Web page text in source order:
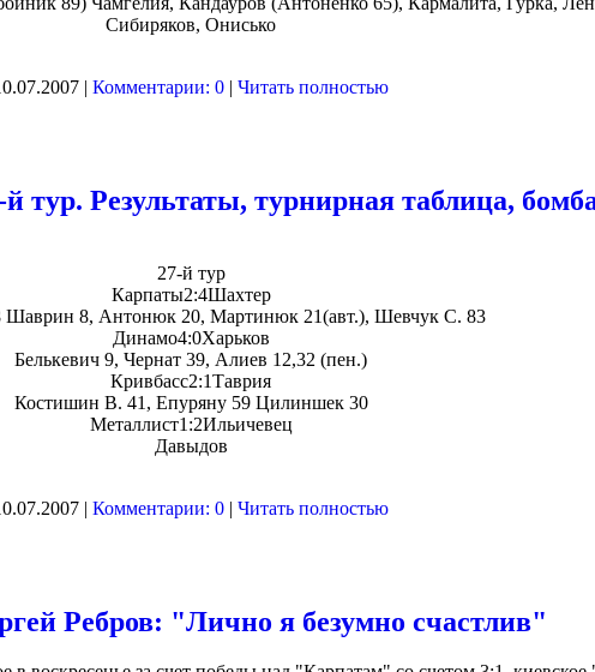
Сибиряков, Онисько
| Комментарии: 0 | Читать полностью
тур. Результаты, турнирная таблица,
27-й тур
Карпаты2:4Шахтер
Шаврин 8, Антонюк 20, Мартинюк 21(авт.), Шевчук С. 83
Динамо4:0Харьков
Белькевич 9, Чернат 39, Алиев 12,32 (пен.)
Кривбасc2:1Таврия
Костишин В. 41, Епуряну 59 Цилиншек 30
Металлист1:2Ильичевец
Давыдов
| Комментарии: 0 | Читать полностью
Ребров: "Лично я безумно счастлив"